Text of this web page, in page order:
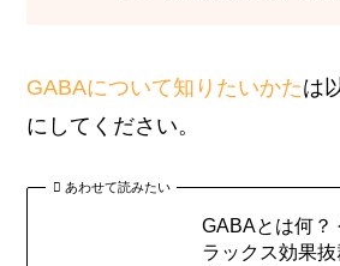
GABAについて知りたいかたは
にしてください。
あわせて読みたい
GABAとは何？
ラックス効果